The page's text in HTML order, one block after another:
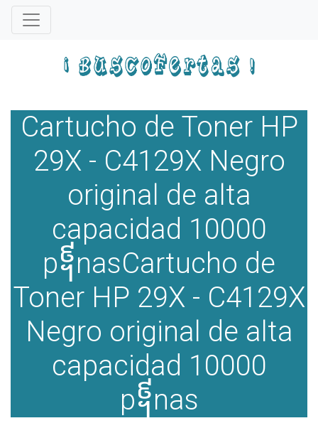
Cartucho de Toner HP
29X - C4129X Negro
original de alta
capacidad 10000
p᧩nasCartucho de
Toner HP 29X - C4129X
Negro original de alta
capacidad 10000
p᧩nas